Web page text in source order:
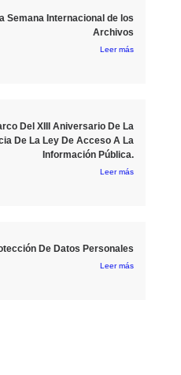
Semana Internacional de los
Archivos
Leer más
Del XIII Aniversario De La
De La Ley De Acceso A La
Información Pública.
Leer más
De Datos Personales
Leer más